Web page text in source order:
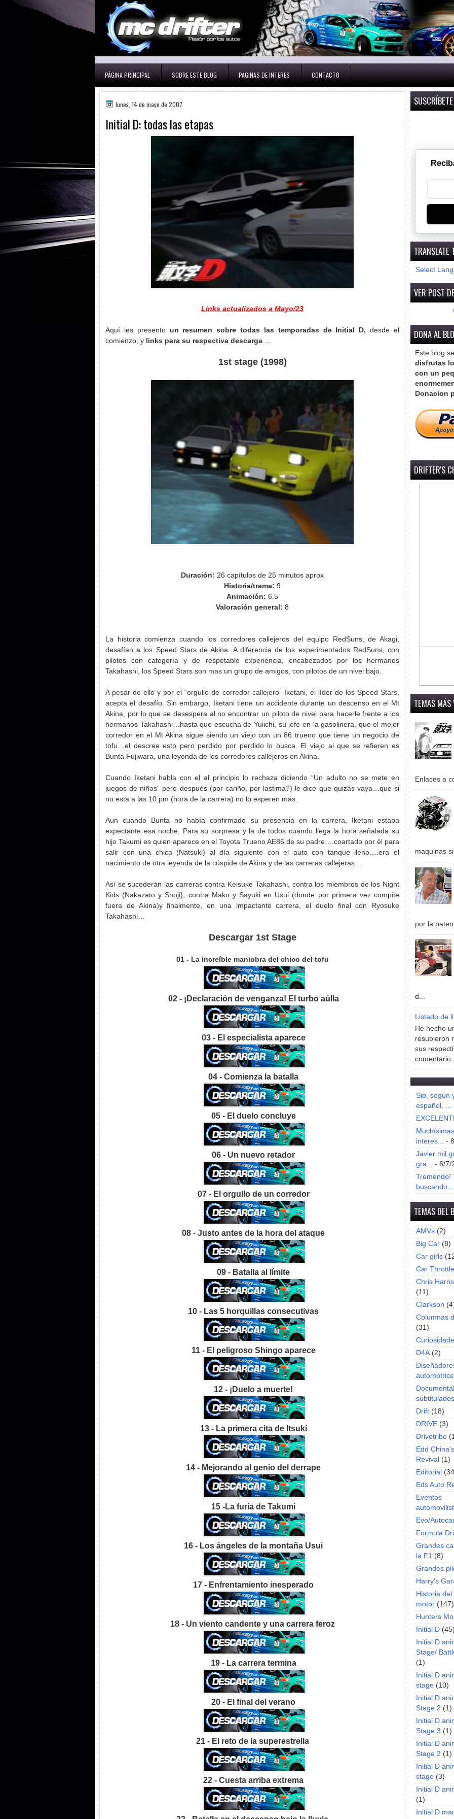
PÁGINA PRINCIPAL SOBRE ESTE BLOG PAGINAS DE INTERES CONTACTO
lunes, 14 de mayo de 2007
Initial D: todas las etapas
Links actualizados a Mayo/23
Aquí les presento un resumen sobre todas las temporadas de Initial D, desde el
comienzo, y links para su respectiva descarga
1st stage (1998)
Duración: 26 capítulos de 25 minutos aprox
Historia/trama: 9
Animación: 6.5
Valoración general: 8
La historia comienza cuando los corredores callejeros del equipo RedSuns, de Akagi,
desafían a los Speed Stars de Akina. A diferencia de los experimentados RedSuns, con
pilotos con categoría y de respetable experiencia, encabezados por los hermanos
Takahashi, los Speed Stars son mas un grupo de amigos, con pilotos de un nivel bajo.
A pesar de ello y por el “orgullo de corredor callejero” Iketani, el líder de los Speed Stars,
acepta el desafío. Sin embargo, Iketani tiene un accidente durante un descenso en el Mt
Akina, por lo que se desespera al no encontrar un piloto de nivel para hacerle frente a los
hermanos Takahashi…hasta que escucha de Yuiichi, su jefe en la gasolinera, que el mejor
corredor en el Mt Akina sigue siendo un viejo con un 86 trueno que tiene un negocio de
tofu…el descree esto pero perdido por perdido lo busca. El viejo al que se refieren es
Bunta Fujiwara, una leyenda de los corredores callejeros en Akina.
Cuando Iketani habla con el al principio lo rechaza diciendo “Un adulto no se mete en
juegos de niños” pero después (por cariño, por lastima?) le dice que quizás vaya…que si
no esta a las 10 pm (hora de la carrera) no lo esperen más.
Aun cuando Bunta no había confirmado su presencia en la carrera, Iketani estaba
expectante esa noche. Para su sorpresa y la de todos cuando llega la hora señalada su
hijo Takumi es quien aparece en el Toyota Trueno AE86 de su padre….coartado por él para
salir con una chica (Natsuki) al día siguiente con el auto con tanque lleno….era el
nacimiento de otra leyenda de la cúspide de Akina y de las carreras callejeras…
Así se sucederán las carreras contra Keisuke Takahashi, contra los miembros de los Night
Kids (Nakazato y Shoji), contra Mako y Sayuki en Usui (donde por primera vez compite
fuera de Akina)y finalmente, en una impactante carrera, el duelo final con Ryosuke
Takahashi…
Descargar 1st Stage
01 - La increíble maniobra del chico del tofu
02 - ¡Declaración de venganza! El turbo aúlla
03 - El especialista aparece
04 - Comienza la batalla
05 - El duelo concluye
06 - Un nuevo retador
07 - El orgullo de un corredor
08 - Justo antes de la hora del ataque
09 - Batalla al límite
10 - Las 5 horquillas consecutivas
11 - El peligroso Shingo aparece
12 - ¡Duelo a muerte!
13 - La primera cita de Itsuki
14 - Mejorando al genio del derrape
15 -La furia de Takumi
16 - Los ángeles de la montaña Usui
17 - Enfrentamiento inesperado
18 - Un viento candente y una carrera feroz
19 - La carrera termina
20 - El final del verano
21 - El reto de la superestrella
22 - Cuesta arriba extrema
TRANSLATE
Select
VER POST
DONA AL
Este blog
disfrutas
con un
Donacion
DRIFTER'S
TEMAS MÁS
Enlaces a
maquinas
por la
d...
Listado de
He hecho
resubieron
sus
comentario
Sip, según
español, ...
interes... -
Javier mil
gra... - 6/7/
Tremendo!
buscando...
TEMAS DEL
AMVs (2)
Big Car (8)
Car girls
Car Throttle
Chris
(11)
Clarkson
Columnas
(31)
D4A (2)
subtitulados
Drift (18)
DRIVE (3)
Drivetribe
Edd
Revival (1)
Editorial
Eds Auto
Eventos
Evo/
Formula
Grandes
la F1 (8)
Grandes
Harry's
Historia
motor (147)
Hunters
Initial D
Initial D
Stage/
(1)
Initial D
stage (10)
Initial D
Stage 2 (1)
Initial D
Stage 3 (1)
Initial D
Stage 2 (1)
Initial D
stage (3)
Initial D
(1)
Initial D